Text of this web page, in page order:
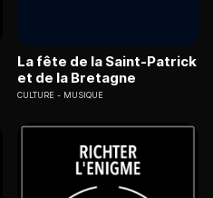
La fête de la Saint-Patrick
et de la Bretagne
CULTURE MUSIQUE